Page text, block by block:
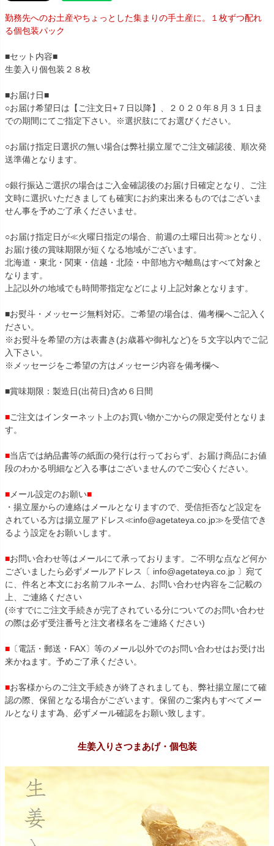
勤務先へのお土産やちょっとした集まりの手土産に。１枚ずつ配れ
る個包装パック
■セット内容■
生姜入り個包装２８枚
■お届け日■
○お届け希望日は【ご注文日+７日以降】、２０２０年８月３１日ま
での期間にてご指定下さい。※選択肢にてお選びください。
○お届け指定日選択の無い場合は弊社揚立屋でご注文確認後、順次発
送準備となります。
○銀行振込ご選択の場合はご入金確認後のお届け日確定となり、ご注
文時に選択いただきましても確実にお約束出来るものではございま
せん事を予めご了承くださいませ。
○お届け指定日が≪火曜日指定の場合、前週の土曜日出荷≫となり、
お届け後の賞味期限が短くなる地域がございます。
北海道・東北・関東・信越・北陸・中部地方や離島はすべて対象と
なります。
上記以外の地域でも時間帯指定などにより上記対象となります。
■お熨斗・メッセージ無料対応。ご希望の場合は、備考欄へご記入く
ださい。
※お熨斗を希望の方は表書き(お歳暮や御礼など)を５文字以内でご記
入下さい。
※メッセージをご希望の方はメッセージ内容を備考欄へ
■賞味期限：製造日(出荷日)含め６日間
■ご注文はインターネット上のお買い物かごからの限定受付となりま
す。
■当店では納品書等の紙面の発行は行っておらず、お届け商品にお値
段のわかる明細など入る事はございませんのでご安心ください。
■ メール設定のお願い■
・揚立屋からの連絡はメールとなりますので、受信拒否など設定を
されている方は揚立屋アドレス≪info@agetateya.co.jp≫を受信でき
るよう設定をお願いします。
■お問い合わせ等はメールにて承っております。ご不明な点など何か
ございましたら必ずメールアドレス〔 info@agetateya.co.jp 〕宛て
に、件名と本文にお名前フルネーム、お問い合わせ内容をご記載の
上、ご連絡ください
(※すでにご注文手続きが完了されている分についてのお問い合わせ
の際は必ず受注番号と注文者様名をご連絡ください)
■ 〔電話・郵送・FAX〕等のメール以外でのお問い合わせはお受け出
来かねます。予めご了承ください。
■お客様からのご注文手続きが終了されましても、弊社揚立屋にて確
認の際、保留となる場合がございます。保留のご案内もすべてメー
ルとなります為、必ずメール確認をお願い致します。
生姜入りさつまあげ・個包装